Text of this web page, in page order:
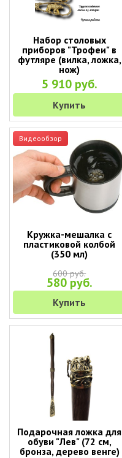
Набор столовых
приборов "Трофеи" в
футляре (вилка, ложка,
нож)
5 910 руб.
Купить
Видеообзор
Кружка-мешалка с
пластиковой колбой
(350 мл)
600 руб.
580 руб.
Купить
Подарочная ложка для
обуви "Лев" (72 см,
бронза, дерево венге)